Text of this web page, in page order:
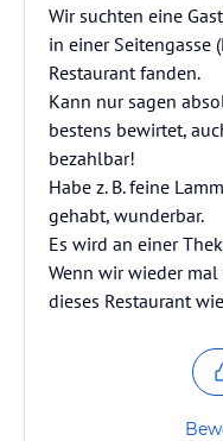
Wir suchten eine
in einer Seitengasse
Restaurant fanden.
Kann nur sagen
bestens bewirtet,
bezahlbar!
Habe z. B. feine
gehabt, wunderbar.
Es wird an einer
Wenn wir wieder
dieses Restaurant